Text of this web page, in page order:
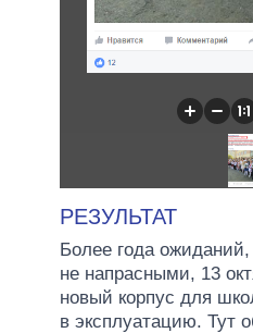
РЕЗУЛЬТАТ
Более года ожиданий,
не напрасными, 13
новый корпус для
в эксплуатацию. Тут